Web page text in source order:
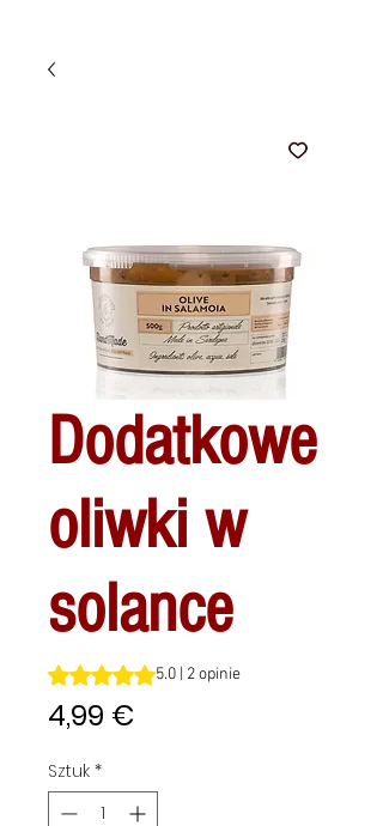
Dodatkowe
oliwki w
solance
Ocena to 5.0 na pięć gwiazdek na
5.0 | 2 opinie
4,99 €
Sztuk *